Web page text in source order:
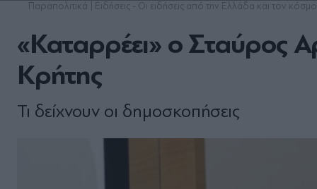
Παραπολιτικά | Ειδήσεις - Οι ειδήσεις από την Ελλάδα και τον κόσμο
«Καταρρέει» ο Σταύρος
Κρήτης
Τι δείχνουν οι δημοσκοπήσεις